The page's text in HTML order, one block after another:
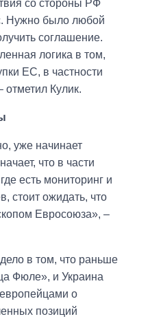
со стороны РФ
Нужно было любой
соглашение.
логика в том,
ЕС, в частности
отметил Кулик.
уже начинает
что в части
есть мониторинг и
стоит ожидать, что
Евросоюза», –
в том, что раньше
Фюле», и Украина
о
позиций